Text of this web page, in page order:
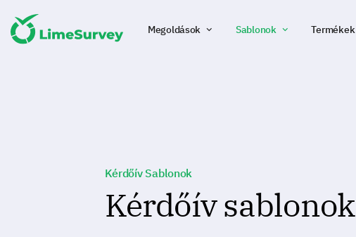
Megoldások Sablonok Termékek
Kérdőív Sablonok
Kérdőív sablonok